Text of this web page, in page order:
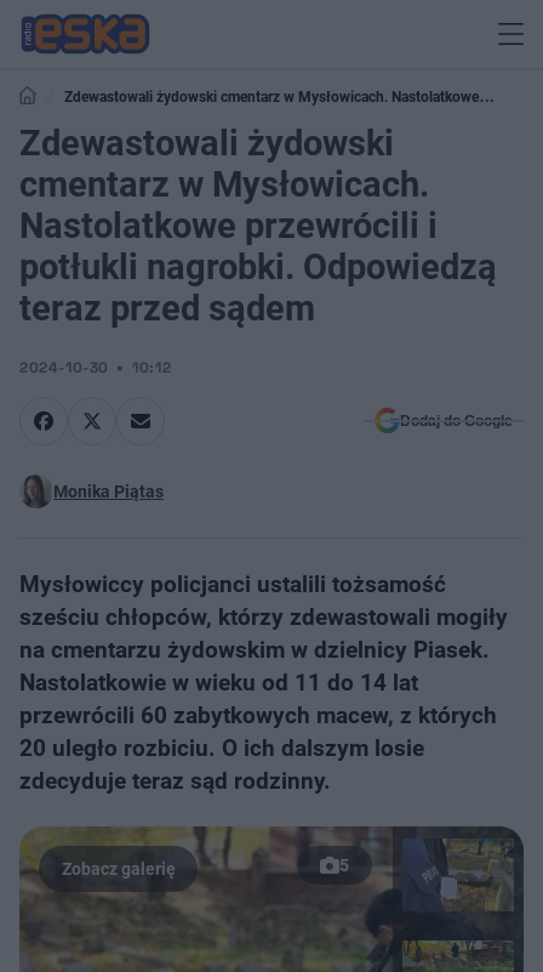
Zdewastowali żydowski cmentarz w Mysłowicach. Nastolatkowe
przewrócili i potłukli nagrobki. Odpowiedzą teraz przed sądem
Zdewastowali żydowski
cmentarz w Mysłowicach.
Nastolatkowe przewrócili i
potłukli nagrobki. Odpowiedzą
teraz przed sądem
2024-10-30 10:12
Dodaj do Google
Monika Piątas
Mysłowiccy policjanci ustalili tożsamość
sześciu chłopców, którzy zdewastowali mogiły
na cmentarzu żydowskim w dzielnicy Piasek.
Nastolatkowie w wieku od 11 do 14 lat
przewrócili 60 zabytkowych macew, z których
20 uległo rozbiciu. O ich dalszym losie
zdecyduje teraz sąd rodzinny.
5